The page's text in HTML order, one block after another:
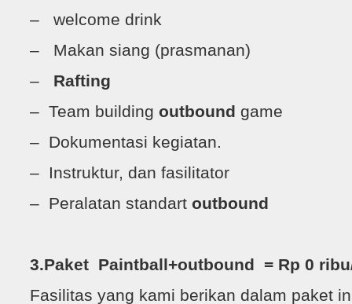
– welcome drink
– Makan siang (prasmanan)
– Rafting
– Team building outbound game
– Dokumentasi kegiatan.
– Instruktur, dan fasilitator
– Peralatan standart outbound
3.Paket Paintball+outbound = Rp 0
Fasilitas yang kami berikan dalam paket